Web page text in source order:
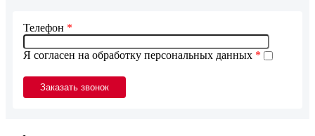
Я согласен на обработку персональных данных *
Телефон *